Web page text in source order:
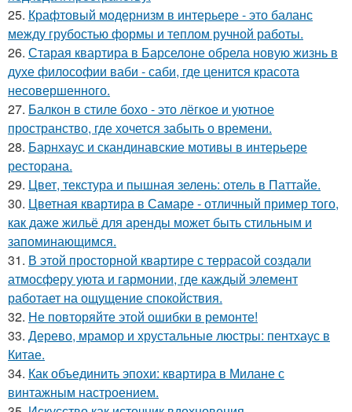
25. Крафтовый модернизм в интерьере - это баланс
между грубостью формы и теплом ручной работы.
26. Старая квартира в Барселоне обрела новую жизнь в
духе философии ваби - саби, где ценится красота
несовершенного.
27. Балкон в стиле бохо - это лёгкое и уютное
пространство, где хочется забыть о времени.
28. Барнхаус и скандинавские мотивы в интерьере
ресторана.
29. Цвет, текстура и пышная зелень: отель в Паттайе.
30. Цветная квартира в Самаре - отличный пример того,
как даже жильё для аренды может быть стильным и
запоминающимся.
31. В этой просторной квартире с террасой создали
атмосферу уюта и гармонии, где каждый элемент
работает на ощущение спокойствия.
32. Не повторяйте этой ошибки в ремонте!
33. Дерево, мрамор и хрустальные люстры: пентхаус в
Китае.
34. Как объединить эпохи: квартира в Милане с
винтажным настроением.